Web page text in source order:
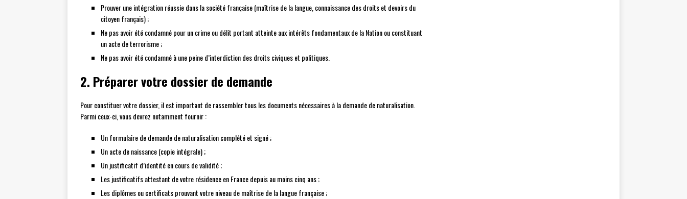
Prouver une intégration réussie dans la société française (maîtrise de la langue, connaissance des droits et devoirs du
citoyen français) ;
Ne pas avoir été condamné pour un crime ou délit portant atteinte aux intérêts fondamentaux de la Nation ou constituant
un acte de terrorisme ;
Ne pas avoir été condamné à une peine d’interdiction des droits civiques et politiques.
2. Préparer votre dossier de demande
Pour constituer votre dossier, il est important de rassembler tous les documents nécessaires à la demande de naturalisation.
Parmi ceux-ci, vous devrez notamment fournir :
Un formulaire de demande de naturalisation complété et signé ;
Un acte de naissance (copie intégrale) ;
Un justificatif d’identité en cours de validité ;
Les justificatifs attestant de votre résidence en France depuis au moins cinq ans ;
Les diplômes ou certificats prouvant votre niveau de maîtrise de la langue française ;